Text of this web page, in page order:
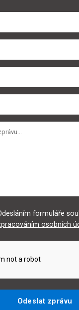
formuláře
osobních
Odeslat zprávu